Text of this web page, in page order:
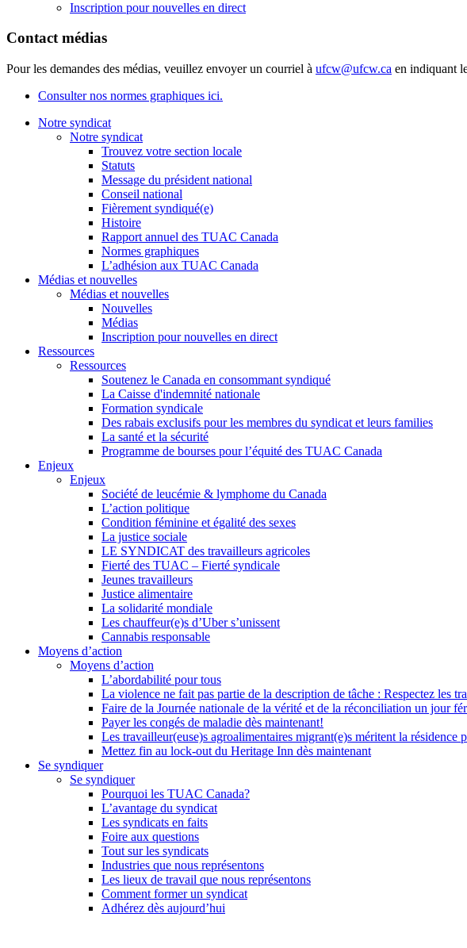
Inscription pour nouvelles en direct
Contact médias
Pour les demandes des médias, veuillez envoyer un courriel à ufcw@ufcw.ca en indiquant
Consulter nos normes graphiques ici.
Notre syndicat
Notre syndicat
Trouvez votre section locale
Statuts
Message du président national
Conseil national
Fièrement syndiqué(e)
Histoire
Rapport annuel des TUAC Canada
Normes graphiques
L’adhésion aux TUAC Canada
Médias et nouvelles
Médias et nouvelles
Nouvelles
Médias
Inscription pour nouvelles en direct
Ressources
Ressources
Soutenez le Canada en consommant syndiqué
La Caisse d'indemnité nationale
Formation syndicale
Des rabais exclusifs pour les membres du syndicat et leurs families
La santé et la sécurité
Programme de bourses pour l’équité des TUAC Canada
Enjeux
Enjeux
Société de leucémie & lymphome du Canada
L’action politique
Condition féminine et égalité des sexes
La justice sociale
LE SYNDICAT des travailleurs agricoles
Fierté des TUAC – Fierté syndicale
Jeunes travailleurs
Justice alimentaire
La solidarité mondiale
Les chauffeur(e)s d’Uber s’unissent
Cannabis responsable
Moyens d’action
Moyens d’action
L’abordabilité pour tous
La violence ne fait pas partie de la description de tâche : Respectez les
Faire de la Journée nationale de la vérité et de la réconciliation un jour
Payer les congés de maladie dès maintenant!
Les travailleur(euse)s agroalimentaires migrant(e)s méritent la résidence
Mettez fin au lock-out du Heritage Inn dès maintenant
Se syndiquer
Se syndiquer
Pourquoi les TUAC Canada?
L’avantage du syndicat
Les syndicats en faits
Foire aux questions
Tout sur les syndicats
Industries que nous représentons
Les lieux de travail que nous représentons
Comment former un syndicat
Adhérez dès aujourd’hui